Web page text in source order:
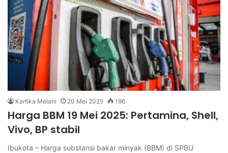
Kartika Melani 20 Mei 2025 196
Harga BBM 19 Mei 2025: Pertamina, Shell,
Vivo, BP stabil
Ibukota – Harga substansi bakar minyak (BBM) di SPBU